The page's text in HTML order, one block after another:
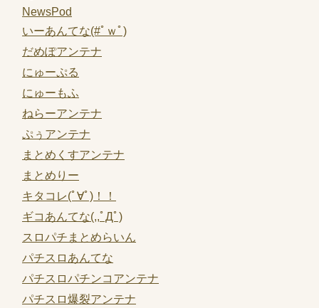
NewsPod
いーあんてな(#ﾟｗﾟ)
だめぽアンテナ
にゅーぷる
にゅーもふ
ねらーアンテナ
ぷぅアンテナ
まとめくすアンテナ
まとめりー
キタコレ(ﾟ∀ﾟ)！！
ギコあんてな(,,ﾟДﾟ)
スロパチまとめらいん
パチスロあんてな
パチスロパチンコアンテナ
パチスロ爆裂アンテナ